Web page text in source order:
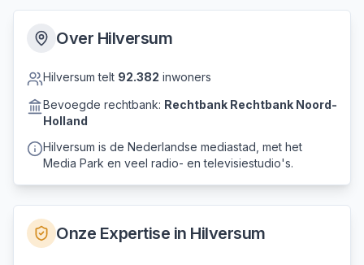
Over Hilversum
Hilversum telt 92.382 inwoners
Bevoegde rechtbank: Rechtbank Rechtbank Noord-
Holland
Hilversum is de Nederlandse mediastad, met het
Media Park en veel radio- en televisiestudio's.
Onze Expertise in Hilversum